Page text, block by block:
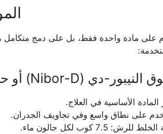
على مادة واحدة فقط، بل على دمج متكامل
المادة الأساسية في العلاج.
على نطاق واسع وفي تجاويف الجدران.
للرش: 7.5 كوب لكل جالون ماء.